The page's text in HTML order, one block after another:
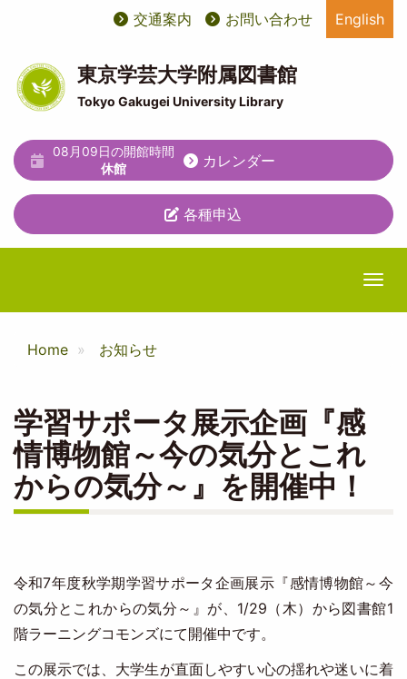
ツ
に
動
User
account
menu
ユ
ー
テ
ィ
リ
テ
ィ
メ
ュ
ー
交通案内 お問い合わせ English
東京学芸大学附属図書館
Tokyo Gakugei University Library
08月09日の開館時間
休館
カレンダー
各種申込
Home お知らせ
学習サポータ展示企画『感
情博物館～今の気分とこれ
からの気分～』を開催中！
令和7年度秋学期学習サポータ企画展示『感情博物館～今
の気分とこれからの気分～』が、1/29（木）から図書館1
階ラーニングコモンズにて開催中です。
この展示では、大学生が直面しやすい心の揺れや迷いに着